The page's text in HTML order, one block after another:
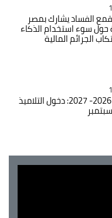
يشارك بمصر
استخدام الذكاء
المالية
الموسم الدراسي 2026- 2027: دخول التلاميذ